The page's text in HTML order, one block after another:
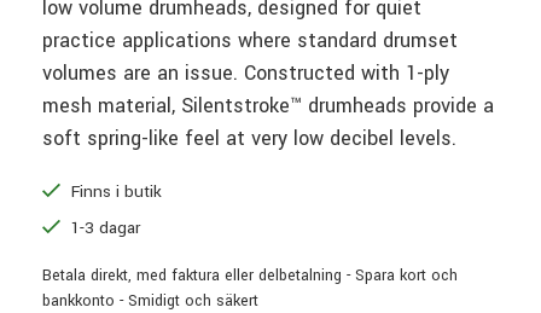
low volume drumheads, designed for quiet
practice applications where standard drumset
volumes are an issue. Constructed with 1-ply
mesh material, Silentstroke™ drumheads provide a
soft spring-like feel at very low decibel levels.
Finns i butik
1-3 dagar
Betala direkt, med faktura eller delbetalning - Spara kort och
bankkonto - Smidigt och säkert